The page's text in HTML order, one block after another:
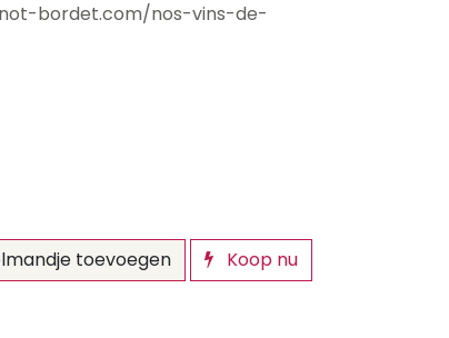
bordet.com/nos-vins-de-
toevoegen
Koop nu